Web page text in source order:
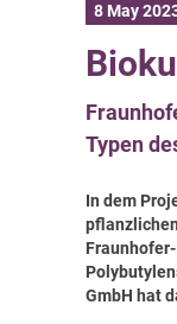
8 May
Typen
In dem
GmbH hat